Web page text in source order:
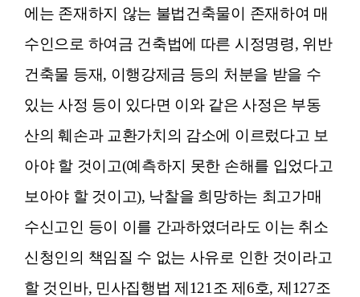
에는 존재하지 않는 불법건축물이 존재하여 매
수인으로 하여금 건축법에 따른 시정명령, 위반
건축물 등재, 이행강제금 등의 처분을 받을 수
있는 사정 등이 있다면 이와 같은 사정은 부동
산의 훼손과 교환가치의 감소에 이르렀다고 보
아야 할 것이고(예측하지 못한 손해를 입었다고
보아야 할 것이고), 낙찰을 희망하는 최고가매
수신고인 등이 이를 간과하였더라도 이는 취소
신청인의 책임질 수 없는 사유로 인한 것이라고
할 것인바, 민사집행법 제121조 제6호, 제127조